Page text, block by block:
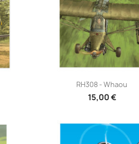
Aperçu rapide
RH308 - Whaou
15,00 €